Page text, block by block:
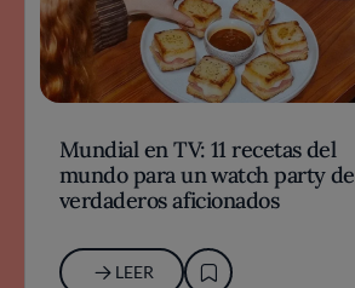
Mundial en TV: 11 recetas del
mundo para un watch party de
verdaderos aficionados
LEER